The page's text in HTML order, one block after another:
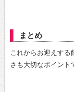
まとめ
これからお迎えする
さも大切なポイント